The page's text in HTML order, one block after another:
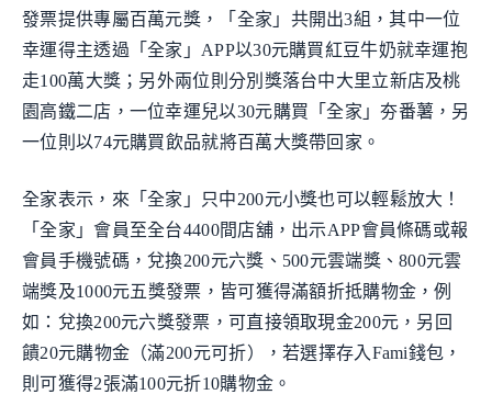
發票提供專屬百萬元獎，「全家」共開出3組，其中一位
幸運得主透過「全家」APP以30元購買紅豆牛奶就幸運抱
走100萬大獎；另外兩位則分別獎落台中大里立新店及桃
園高鐵二店，一位幸運兒以30元購買「全家」夯番薯，另
一位則以74元購買飲品就將百萬大獎帶回家。
全家表示，來「全家」只中200元小獎也可以輕鬆放大！
「全家」會員至全台4400間店舖，出示APP會員條碼或報
會員手機號碼，兌換200元六獎、500元雲端獎、800元雲
端獎及1000元五獎發票，皆可獲得滿額折抵購物金，例
如：兌換200元六獎發票，可直接領取現金200元，另回
饋20元購物金（滿200元可折），若選擇存入Fami錢包，
則可獲得2張滿100元折10購物金。